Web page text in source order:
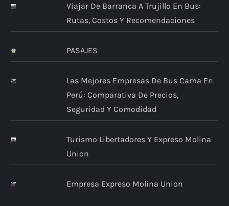
Viajar De Barranca A Trujillo En Bus:
Rutas, Costos Y Recomendaciones
PASAJES
Las Mejores Empresas De Bus Cama En
Perú: Comparativa De Precios,
Seguridad Y Comodidad
Turismo Libertadores Y Expreso Molina
Union
Empresa Expreso Molina Union